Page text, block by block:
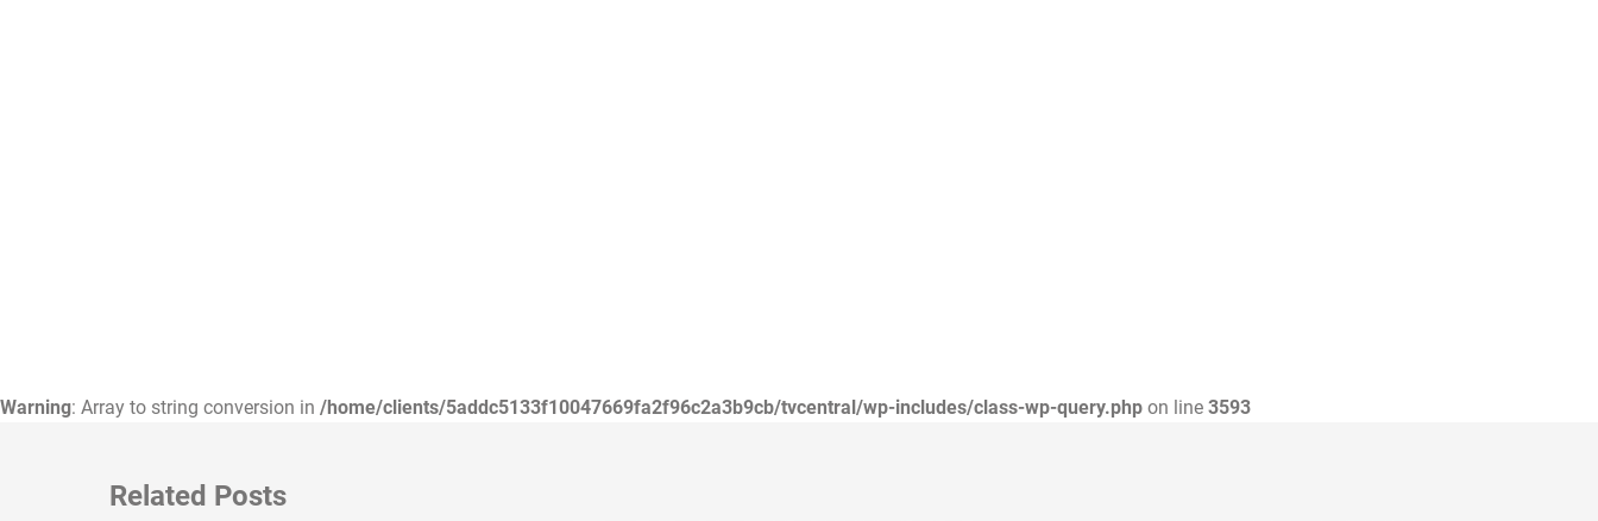
Warning: Array to string conversion in /home/clients/5addc5133f10047669fa2f96c2a3b9cb/tvcentral/wp-includes/class-wp-query.php on line 3593
Related Posts